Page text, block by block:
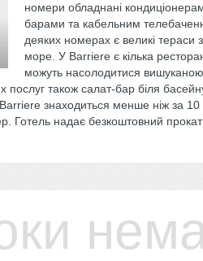
номери обладнані
барами та кабельним
деяких номерах є великі тераси
море. У Barriere є кілька
можуть насолодитися вишуканою
також салат-бар біля
знаходиться менше ніж за 10
Готель надає безкоштовний прокат